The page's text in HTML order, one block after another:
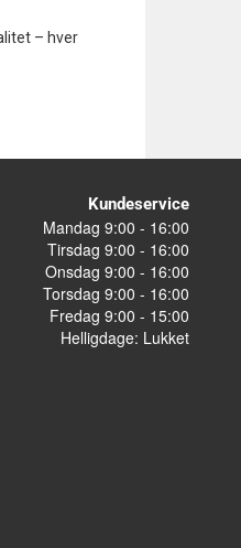
– hver
Kundeservice
Mandag 9:00 - 16:00
Tirsdag 9:00 - 16:00
Onsdag 9:00 - 16:00
Torsdag 9:00 - 16:00
Fredag 9:00 - 15:00
Helligdage: Lukket